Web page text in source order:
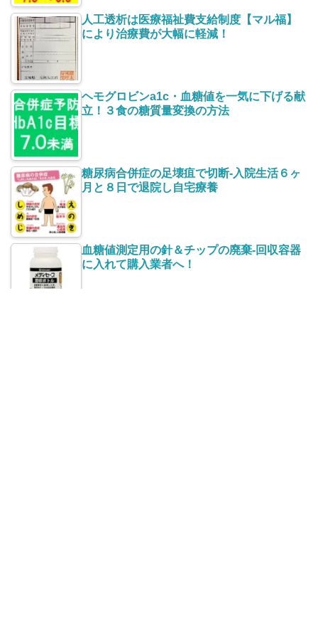
人工透析は医療福祉費支給制度【マル福】
により治療費が大幅に軽減！
ヘモグロビンa1c・血糖値を一気に下げる献
立！３食の糖質量変換の方法
糖尿病合併症の足壊疽で切断-入院生活６ヶ
月と８日で退院し自宅療養
血糖値測定用の針＆チップの廃棄-回収容器
に入れて購入業者へ！